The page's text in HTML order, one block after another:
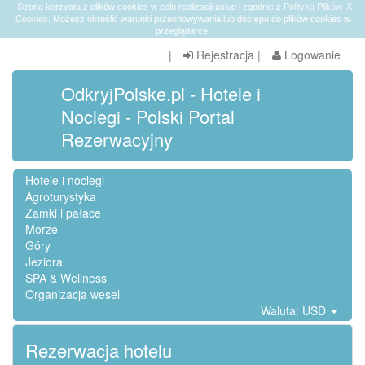
X
Strona korzysta z plików cookies w celu realizacji usług i zgodnie z Polityką Plików
Cookies . Możesz określić warunki przechowywania lub dostępu do plików cookies w
przeglądarce.
| Rejestracja | Logowanie
OdkryjPolske.pl - Hotele i
Noclegi - Polski Portal
Rezerwacyjny
Hotele i noclegi
Agroturystyka
Zamki i pałace
Morze
Góry
Jeziora
SPA & Wellness
Organizacja wesel
Waluta: USD
Rezerwacja hotelu